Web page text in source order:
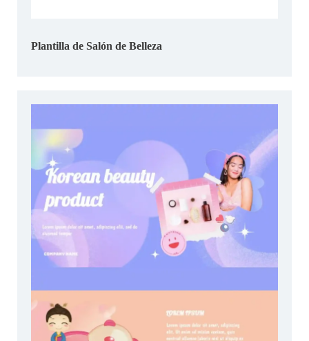
Plantilla de Salón de Belleza